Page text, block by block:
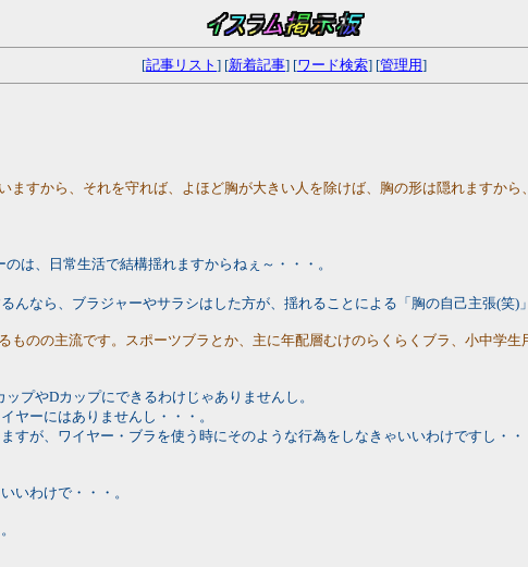
[記事リスト ] [新着記事] [ワード検索] [管理用]
ますから、それを守れば、よほど胸が大きい人を除けば、胸の形は隠れますか
は、日常生活で結構揺れますからねぇ～・・・。
んなら、ブラジャーやサラシはした方が、揺れることによる「胸の自己主張(笑)
ものの主流です。スポーツブラとか、主に年配層むけのらくらくブラ、小中学
プやDカップにできるわけじゃありませんし。
ヤーにはありませんし・・・。
すが、ワイヤー・ブラを使う時にそのような行為をしなきゃいいわけですし・・
いわけで・・・。